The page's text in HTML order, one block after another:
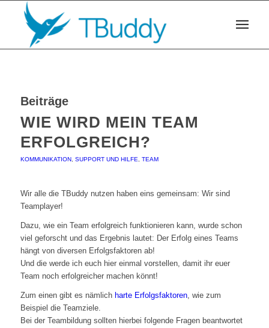
Beiträge
WIE WIRD MEIN TEAM
ERFOLGREICH?
KOMMUNIKATION, SUPPORT UND HILFE TEAM
Wir alle die TBuddy nutzen haben eins gemeinsam: Wir sind
Teamplayer!
Dazu, wie ein Team erfolgreich funktionieren kann, wurde schon
viel geforscht und das Ergebnis lautet: Der Erfolg eines Teams
hängt von diversen Erfolgsfaktoren ab!
Und die werde ich euch hier einmal vorstellen, damit ihr euer
Team noch erfolgreicher machen könnt!
Zum einen gibt es nämlich harte Erfolgsfaktoren, wie zum
Beispiel die Teamziele.
Bei der Teambildung sollten hierbei folgende Fragen beantwortet